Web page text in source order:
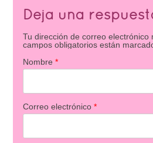
Deja una
Tu dirección de correo electrónico
campos obligatorios están
Nombre *
Correo electrónico *